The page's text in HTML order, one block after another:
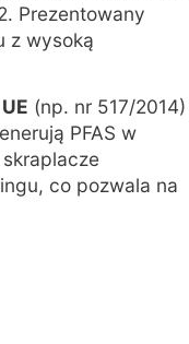
. Prezentowany
z wysoką
(np. nr 517/2014)
PFAS w
co pozwala na